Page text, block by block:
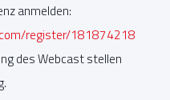
anmelden:
register/181874218
des Webcast stellen